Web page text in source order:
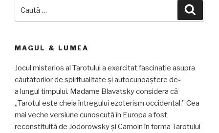
după:
MAGUL & LUMEA
Jocul misterios al Tarotului a exercitat fascinație asupra
căutătorilor de spiritualitate și autocunoaștere de-
a lungul timpului. Madame Blavatsky considera că
„Tarotul este cheia întregului ezoterism occidental.” Cea
mai veche versiune cunoscută în Europa a fost
reconstituită de Jodorowsky și Camoin în forma Tarotului